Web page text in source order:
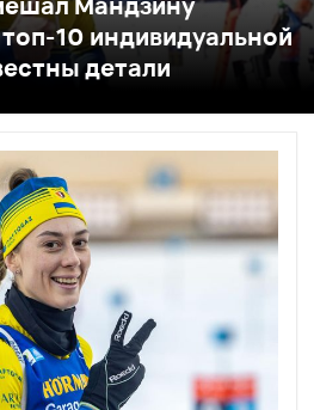
10 индивидуальной
детали